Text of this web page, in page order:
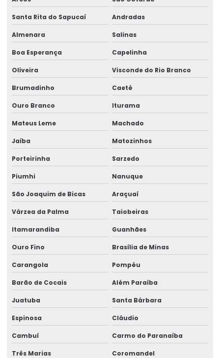
Pontes rolante swf
Pontes rolante e talhas para ambientes perigosos
Radio controle para ponte rolante
Reforma de caminho de rolamento
Reforma De Equipamentos De Movimentação De Cargas
Reforma De Talhas Elétricas
Reforma de ponte rolante
Reforma de ponte rolante em am
Reforma de ponte rolante em pr
Reforma de ponte rolante em rs
Reforma de ponte rolante em sc
Reforma de ponte rolante em sp
Reforma de talha elétrica em sc
Representação swf krantechnik brasil
Retrofit de pontes rolantes
Santa Rita do Sapucaí Andradas
Almenara Salinas
Boa Esperança Capelinha
Oliveira Visconde do Rio Branco
Brumadinho Caeté
Ouro Branco Iturama
Mateus Leme Machado
Jaíba Matozinhos
Porteirinha Sarzedo
Piumhi Nanuque
São Joaquim de Bicas Araçuaí
Várzea da Palma Taiobeiras
Itamarandiba Guanhães
Ouro Fino Brasília de Minas
Carangola Pompéu
Barão de Cocais Além Paraíba
Juatuba Santa Bárbara
Espinosa Cláudio
Cambuí Carmo do Paranaíba
Três Marias Coromandel